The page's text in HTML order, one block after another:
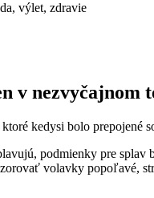
, výlet, zdravie
v nezvyčajnom
ktoré kedysi bolo
podmienky pre
volavky popoľavé,